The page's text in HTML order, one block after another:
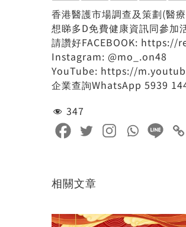
香港醫護市場調查及策劃(醫
想睇多D免費健康資訊同參加
請讚好FACEBOOK: https://
Instagram: @mo_.on48
YouTube: https://
企業查詢WhatsApp 5939
347
相關文章